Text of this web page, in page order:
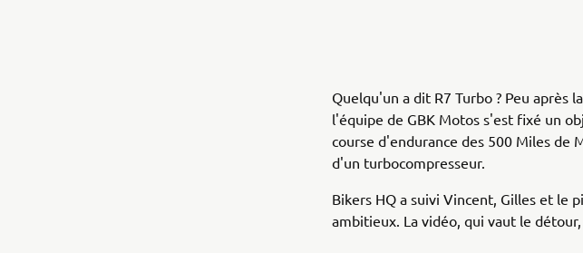
Quelqu'un a dit R7 Turbo ? Peu après
l'équipe de GBK Motos s'est fixé un
course d'endurance des 500 Miles de
d'un turbocompresseur.
Bikers HQ a suivi Vincent, Gilles et le
ambitieux. La vidéo, qui vaut le